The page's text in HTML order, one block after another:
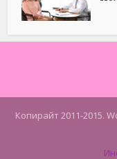
Копирайт 2011-2015.